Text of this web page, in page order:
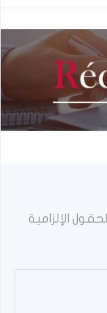
الحقول الإلزامية